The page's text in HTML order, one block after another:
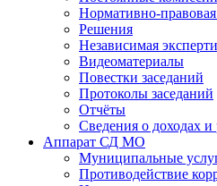
Нормативно-правовая
Решения
Независимая
Видеоматериалы
Повестки заседаний
Протоколы заседаний
Отчёты
Сведения о доходах и
Аппарат СД МО
Муниципальные
Противодействие